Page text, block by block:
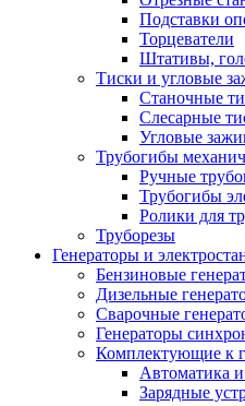
Подставки
Торцеватели
Штативы,
Тиски и угловые
Станочные
Слесарные
Угловые
Трубогибы
Ручные
Трубогибы
Ролики для
Труборезы
Генераторы и
Бензиновые
Дизельные
Сварочные
Генераторы
Комплектующие к
Автоматика и
Зарядные